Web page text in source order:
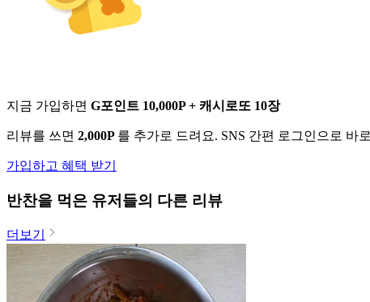
지금 가입하면 G포인트 10,000P + 캐시로또 10장
리뷰를 쓰면 2,000P 를 추가로 드려요. SNS 간편 로그인으로 바
가입하고 혜택 받기
반찬을 먹은 유저들의 다른 리뷰
더보기